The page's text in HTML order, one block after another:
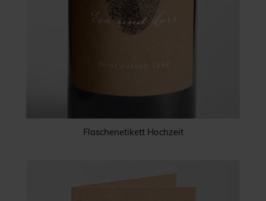
Flaschenetikett Hochzeit